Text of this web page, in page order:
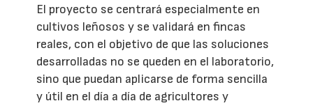
El proyecto se centrará especialmente en
cultivos leñosos y se validará en fincas
reales, con el objetivo de que las soluciones
desarrolladas no se queden en el laboratorio,
sino que puedan aplicarse de forma sencilla
y útil en el día a día de agricultores y